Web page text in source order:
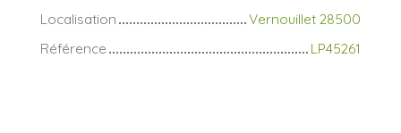
Localisation
Vernouillet 28500
Référence
LP45261